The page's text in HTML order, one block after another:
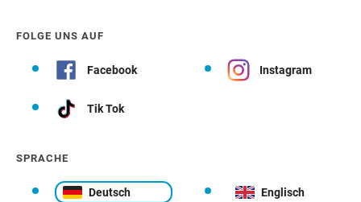
FOLGE UNS AUF
Facebook Instagram
Tik Tok
SPRACHE
Deutsch Englisch